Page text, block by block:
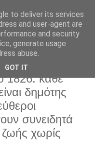
1826: κάθε
δημότης
συνειδητά
ζωής χωρίς
to deliver its services
and user-agent are
and security
generate usage
abuse.
GOT IT